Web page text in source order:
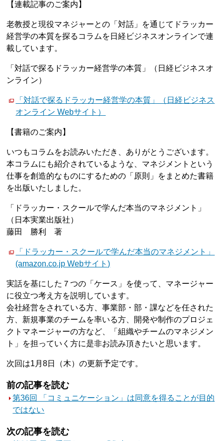
【連載記事のご案内】
老教授と現役マネジャーとの「対話」を通じてドラッカー
経営学の本質を探るコラムを日経ビジネスオンラインで連
載しています。
「対話で探るドラッカー経営学の本質」（日経ビジネスオ
ンライン）
「対話で探るドラッカー経営学の本質」（日経ビジネス
オンライン Webサイト）
【書籍のご案内】
いつもコラムをお読みいただき、ありがとうございます。
本コラムにも紹介されているような、マネジメントという
仕事を創造的なものにするための「原則」をまとめた書籍
を出版いたしました。
「ドラッカー・スクールで学んだ本当のマネジメント」
（日本実業出版社）
藤田 勝利 著
「ドラッカー・スクールで学んだ本当のマネジメント」
(amazon.co.jp Webサイト)
実話を基にした７つの「ケース」を使って、マネージャー
に役立つ考え方を説明しています。
会社経営をされている方、事業部・部・課などを任された
方、新規事業のチームを率いる方、開発や制作のプロジェ
クトマネージャーの方など、「組織やチームのマネジメン
ト」を担っていく方に是非お読み頂きたいと思います。
次回は1月8日（木）の更新予定です。
前の記事を読む
第36回 「コミュニケーション」は同意を得ることが目的
ではない
次の記事を読む